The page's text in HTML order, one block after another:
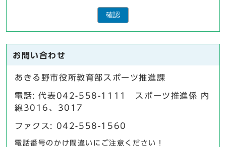
確認
お問い合わせ
あきる野市役所教育部スポーツ推進課
電話: 代表042-558-1111 スポーツ推進係 内
線3016、3017
ファクス: 042-558-1560
電話番号のかけ間違いにご注意ください！